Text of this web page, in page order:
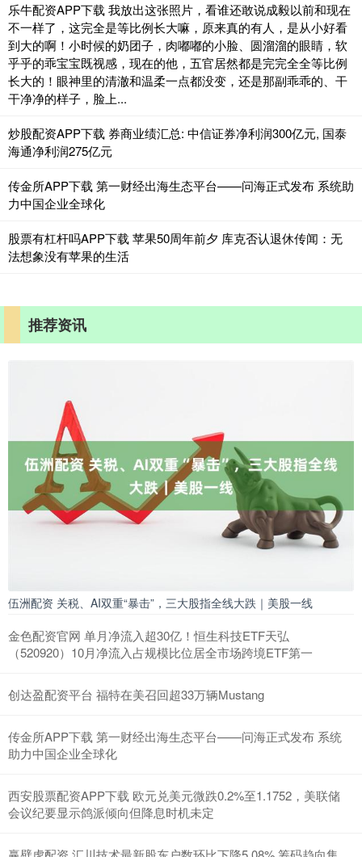
乐牛配资APP下载 我放出这张照片，看谁还敢说成毅以前和现在
不一样了，这完全是等比例长大嘛，原来真的有人，是从小好看
到大的啊！小时候的奶团子，肉嘟嘟的小脸、圆溜溜的眼睛，软
乎乎的乖宝宝既视感，现在的他，五官居然都是完完全全等比例
长大的！眼神里的清澈和温柔一点都没变，还是那副乖乖的、干
干净净的样子，脸上...
炒股配资APP下载 券商业绩汇总: 中信证券净利润300亿元, 国泰
海通净利润275亿元
传金所APP下载 第一财经出海生态平台——问海正式发布 系统助
力中国企业全球化
股票有杠杆吗APP下载 苹果50周年前夕 库克否认退休传闻：无
法想象没有苹果的生活
推荐资讯
伍洲配资 关税、AI双重“暴击”，三大股指全线大跌｜美股一线
金色配资官网 单月净流入超30亿！恒生科技ETF天弘
（520920）10月净流入占规模比位居全市场跨境ETF第一
创达盈配资平台 福特在美召回超33万辆Mustang
传金所APP下载 第一财经出海生态平台——问海正式发布 系统
助力中国企业全球化
西安股票配资APP下载 欧元兑美元微跌0.2%至1.1752，美联储
会议纪要显示鸽派倾向但降息时机未定